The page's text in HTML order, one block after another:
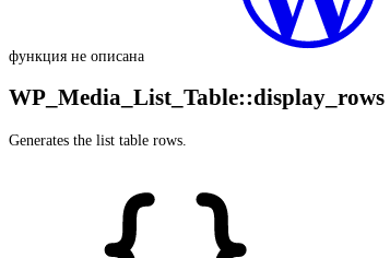
функция не описана
WP_Media_List_Table::display_rows
Generates the list table rows.